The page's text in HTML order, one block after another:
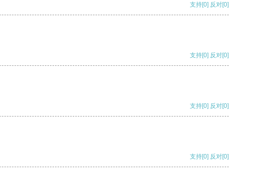
支持[0] 反对[0]
支持[0] 反对[0]
支持[0] 反对[0]
支持[0] 反对[0]